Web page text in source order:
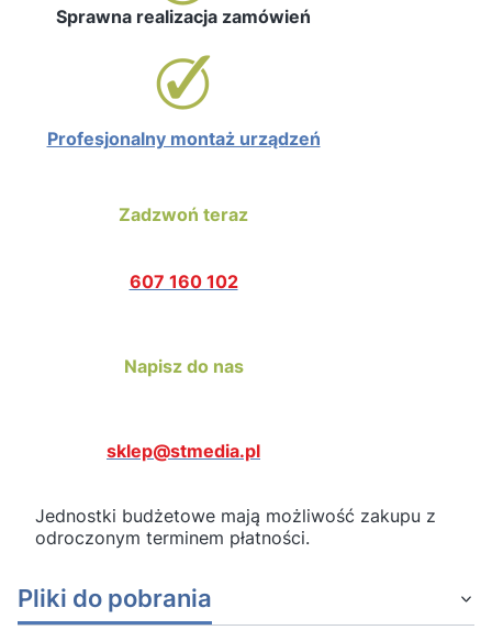
Sprawna realizacja zamówień
Profesjonalny montaż urządzeń
Zadzwoń teraz
607 160 102
Napisz do nas
sklep@stmedia.pl
Jednostki budżetowe mają możliwość zakupu z
odroczonym terminem płatności.
Pliki do pobrania